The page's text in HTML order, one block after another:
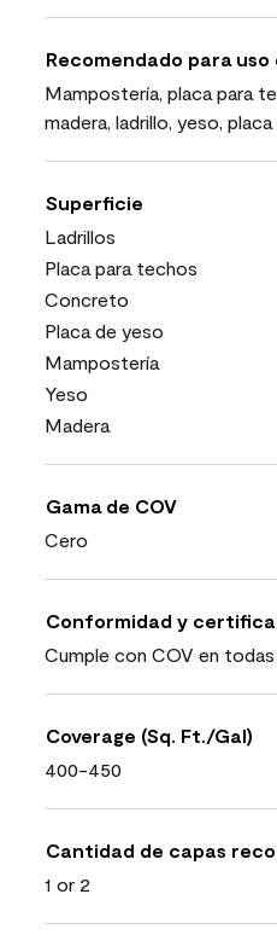
Recomendado para uso
Mampostería, placa para
madera, ladrillo, yeso,
Superficie
Ladrillos
Placa para techos
Concreto
Placa de yeso
Mampostería
Yeso
Madera
Gama de COV
Cero
Conformidad y
Cumple con COV en todas
Coverage (Sq. Ft./Gal)
400-450
Cantidad de capas
1 or 2